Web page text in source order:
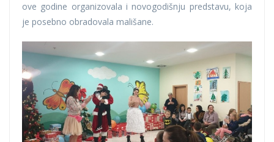
ove godine organizovala i novogodišnju predstavu, koja
je posebno obradovala mališane.